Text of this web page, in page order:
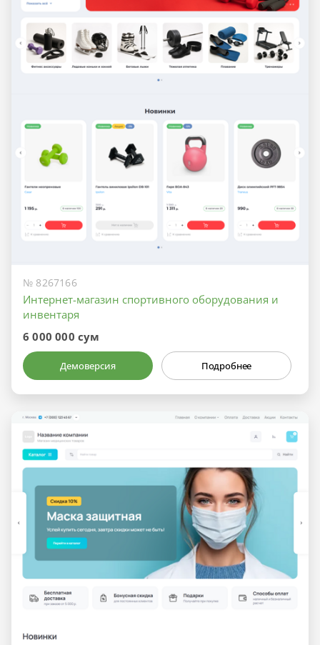
№ 8267166
Интернет-магазин спортивного оборудования и
инвентаря
6 000 000 сум
Демоверсия Подробнее